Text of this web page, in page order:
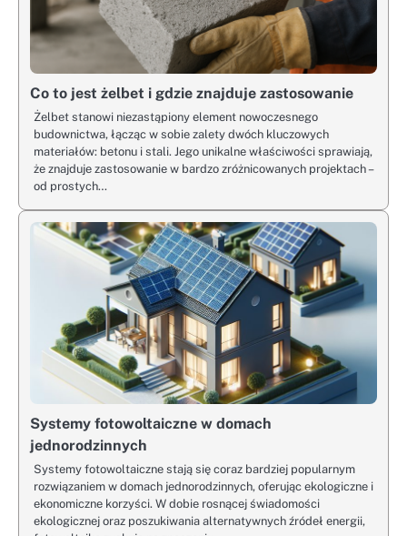
Co to jest żelbet i gdzie znajduje zastosowanie
Żelbet stanowi niezastąpiony element nowoczesnego
budownictwa, łącząc w sobie zalety dwóch kluczowych
materiałów: betonu i stali. Jego unikalne właściwości sprawiają,
że znajduje zastosowanie w bardzo zróżnicowanych projektach –
od prostych…
Systemy fotowoltaiczne w domach
jednorodzinnych
Systemy fotowoltaiczne stają się coraz bardziej popularnym
rozwiązaniem w domach jednorodzinnych, oferując ekologiczne i
ekonomiczne korzyści. W dobie rosnącej świadomości
ekologicznej oraz poszukiwania alternatywnych źródeł energii,